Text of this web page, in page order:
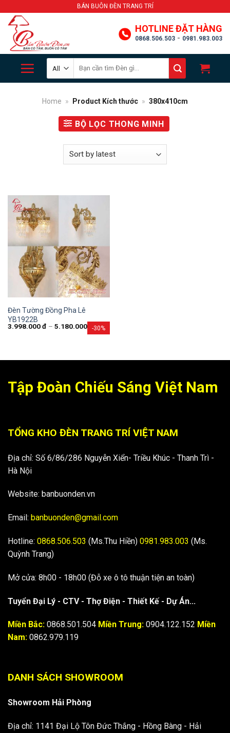
content
BÁN BUÔN ĐÈN TRANG TRÍ
HOTLINE ĐẶT HÀNG
0868.506.503 - 0981.983.003
for:
Home » Product Kích thước » 380x410cm
BỘ LỌC THONG MINH
-30%
Đèn Tường Đồng Pha Lê
YB1922B
3.998.000đ – 5.180.000
Tập Đoàn Chiếu Sáng Việt Nam
TỔNG KHO ĐÈN TRANG TRÍ VIỆT NAM
Địa chỉ: Số 6/86/286 Nguyễn Xiển- Triều Khúc - Thanh Trì -
Hà Nội
Website: banbuonden.vn
Email: banbuonden@gmail.com
Hotline: 0868.506.503 (Ms.Thu Hiền) 0981.983.003 (Ms.
Quỳnh Trang)
Mở cửa: 8h00 - 18h00 (Đỗ xe ô tô thuận tiện an toàn)
Tuyển Đại Lý - CTV - Thợ Điện - Thiết Kế - Dự Án...
Miền Bắc: 0868.501.504 Miền Trung: 0904.122.152 Miền
Nam: 0862.979.119
DANH SÁCH SHOWROOM
Showroom Hải Phòng
Địa chỉ: 1141 Đại Lộ Tôn Đức Thắng - Hồng Bàng - Hải